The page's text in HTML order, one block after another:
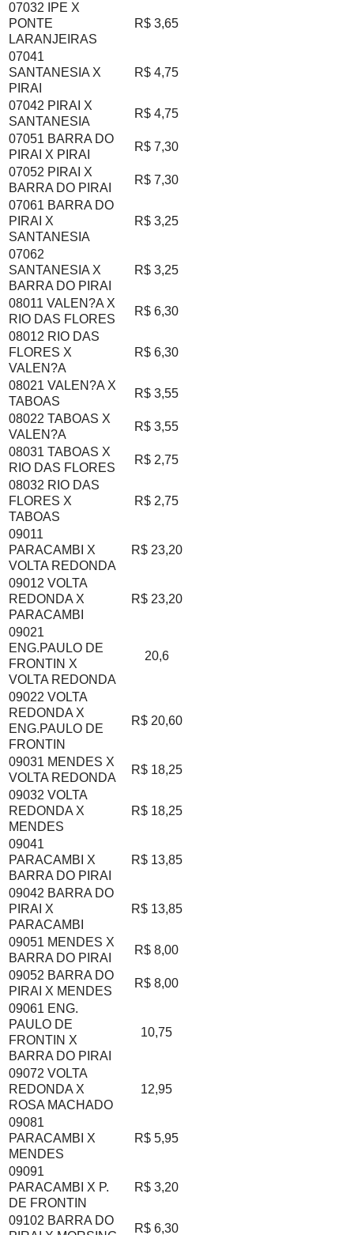
07032 IPE X
PONTE
LARANJEIRAS
R$ 3,65
07041
SANTANESIA X
PIRAI
R$ 4,75
07042 PIRAI X
SANTANESIA
R$ 4,75
07051 BARRA DO
PIRAI X PIRAI
R$ 7,30
07052 PIRAI X
BARRA DO PIRAI
R$ 7,30
07061 BARRA DO
PIRAI X
SANTANESIA
R$ 3,25
07062
SANTANESIA X
BARRA DO PIRAI
R$ 3,25
08011 VALEN?A X
RIO DAS FLORES
R$ 6,30
08012 RIO DAS
FLORES X
VALEN?A
R$ 6,30
08021 VALEN?A X
TABOAS
R$ 3,55
08022 TABOAS X
VALEN?A
R$ 3,55
08031 TABOAS X
RIO DAS FLORES
R$ 2,75
08032 RIO DAS
FLORES X
TABOAS
R$ 2,75
09011
PARACAMBI X
VOLTA REDONDA
R$ 23,20
09012 VOLTA
REDONDA X
PARACAMBI
R$ 23,20
09021
ENG.PAULO DE
FRONTIN X
VOLTA REDONDA
20,6
09022 VOLTA
REDONDA X
ENG.PAULO DE
FRONTIN
R$ 20,60
09031 MENDES X
VOLTA REDONDA
R$ 18,25
09032 VOLTA
REDONDA X
MENDES
R$ 18,25
09041
PARACAMBI X
BARRA DO PIRAI
R$ 13,85
09042 BARRA DO
PIRAI X
PARACAMBI
R$ 13,85
09051 MENDES X
BARRA DO PIRAI
R$ 8,00
09052 BARRA DO
PIRAI X MENDES
R$ 8,00
09061 ENG.
PAULO DE
FRONTIN X
BARRA DO PIRAI
10,75
09072 VOLTA
REDONDA X
ROSA MACHADO
12,95
09081
PARACAMBI X
MENDES
R$ 5,95
09091
PARACAMBI X P.
DE FRONTIN
R$ 3,20
09102 BARRA DO
R$ 6,30